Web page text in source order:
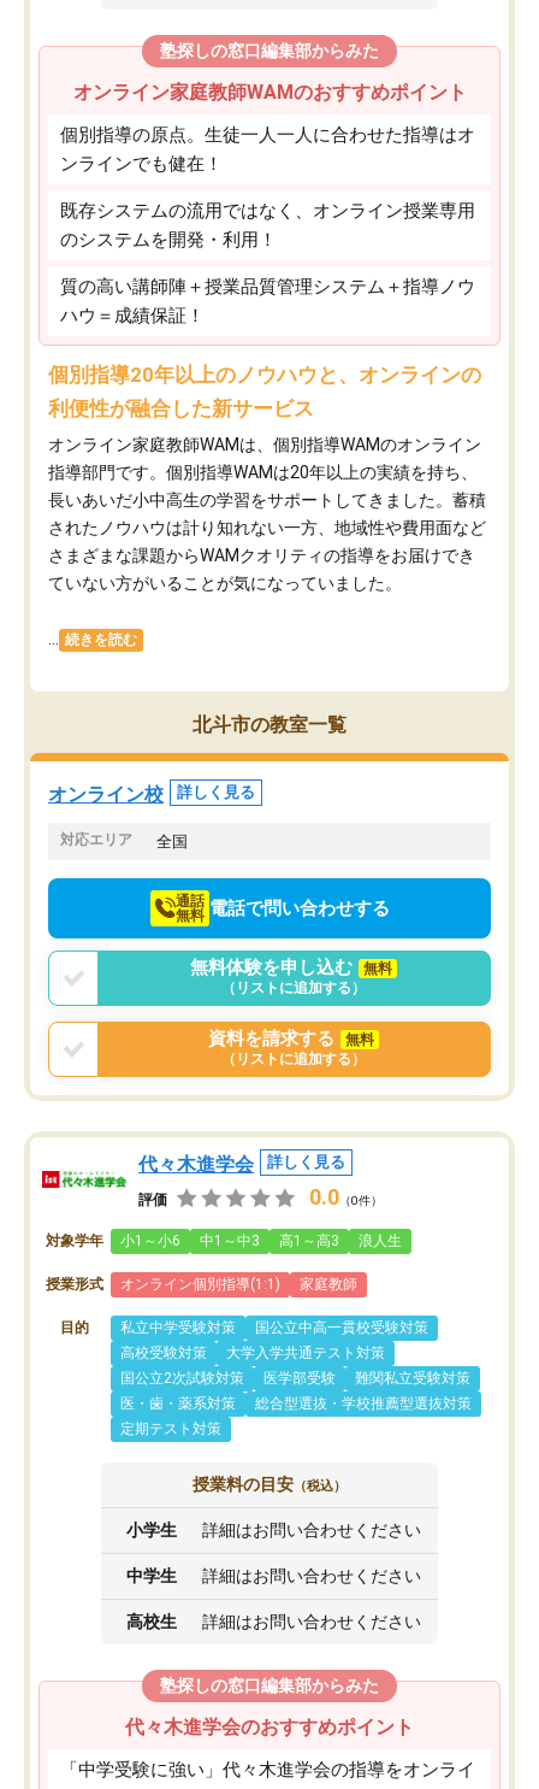
塾探しの窓口編集部からみた
オンライン家庭教師WAMのおすすめポイント
個別指導の原点。生徒一人一人に合わせた指導はオ
ンラインでも健在！
既存システムの流用ではなく、オンライン授業専用
のシステムを開発・利用！
質の高い講師陣＋授業品質管理システム＋指導ノウ
ハウ＝成績保証！
個別指導20年以上のノウハウと、オンラインの
利便性が融合した新サービス
オンライン家庭教師WAMは、個別指導WAMのオンライン
指導部門です。個別指導WAMは20年以上の実績を持ち、
長いあいだ小中高生の学習をサポートしてきました。蓄積
されたノウハウは計り知れない一方、地域性や費用面など
さまざまな課題からWAMクオリティの指導をお届けでき
ていない方がいることが気になっていました。
続きを読む
北斗市の教室一覧
オンライン校 詳しく見る
対応エリア 全国
通話
無料 電話で問い合わせする
無料体験を申し込む
無料
（リストに追加する）
資料を請求する
無料
（リストに追加する）
代々木進学会 詳しく見る
評価 0.0 （0件）
対象学年 小1～小6 中1～中3 高1～高3 浪人生
授業形式 オンライン個別指導(1:1) 家庭教師
目的 私立中学受験対策
国公立中高一貫校受験対策
高校受験対策
大学入学共通テスト対策
国公立2次試験対策
医学部受験
難関私立受験対策
医・歯・薬系対策
総合型選抜・学校推薦型選抜対策
定期テスト対策
授業料の目安 （税込）
小学生 詳細はお問い合わせください
中学生 詳細はお問い合わせください
高校生 詳細はお問い合わせください
塾探しの窓口編集部からみた
代々木進学会のおすすめポイント
「中学受験に強い」代々木進学会の指導をオンライ